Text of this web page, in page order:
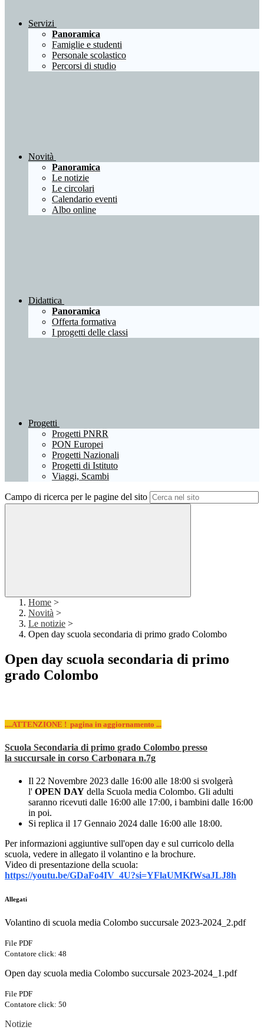
Servizi
Panoramica
Famiglie e studenti
Personale scolastico
Percorsi di studio
Novità
Panoramica
Le notizie
Le circolari
Calendario eventi
Albo online
Didattica
Panoramica
Offerta formativa
I progetti delle classi
Progetti
Progetti PNRR
PON Europei
Progetti Nazionali
Progetti di Istituto
Viaggi, Scambi
Campo di ricerca per le pagine del sito
Home >
Novità >
Le notizie >
Open day scuola secondaria di primo grado Colombo
Open day scuola secondaria di primo
grado Colombo
....ATTENZIONE ! pagina in aggiornamento ...
Scuola Secondaria di primo grado Colombo presso
la succursale in corso Carbonara n.7g
Il 22 Novembre 2023 dalle 16:00 alle 18:00 si svolgerà
l' OPEN DAY della Scuola media Colombo. Gli adulti
saranno ricevuti dalle 16:00 alle 17:00, i bambini dalle 16:00
in poi.
Si replica il 17 Gennaio 2024 dalle 16:00 alle 18:00.
Per informazioni aggiuntive sull'open day e sul curricolo della
scuola, vedere in allegato il volantino e la brochure.
Video di presentazione della scuola:
https://youtu.be/GDaFo4IV_4U?si=YFlaUMKfWsaJLJ8h
Allegati
Volantino di scuola media Colombo succursale 2023-2024_2.pdf
File PDF
Contatore click: 48
Open day scuola media Colombo succursale 2023-2024_1.pdf
File PDF
Contatore click: 50
Notizie